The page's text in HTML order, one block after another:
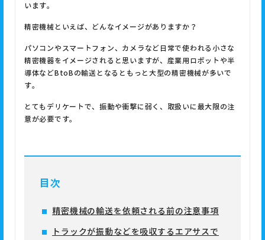
います。
精密機械といえば、どんなイメージがありますか？
パソコンやスマートフォン、カメラなど日常で使われる小さな
精密機器をイメージされると思いますが、産業用ロボットや半
導体などBtoBの輸送となるともっと大型の精密機械が多いで
す。
とてもデリケートで、振動や衝撃に弱く、取扱いに最大限の注
意が必要です。
目次
精密機械の輸送を依頼される前の注意事項
トラックが振動などを吸収するエアサスで